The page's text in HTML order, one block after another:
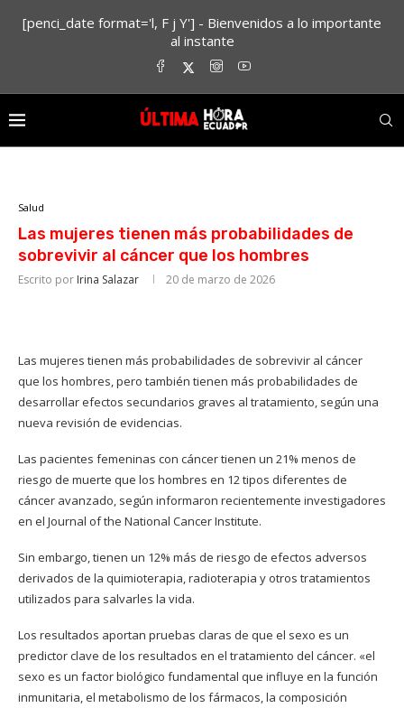
[penci_date format='l, F j Y'] - Bienvenidos a lo importante
al instante
Salud
Las mujeres tienen más probabilidades de
sobrevivir al cáncer que los hombres
Escrito por Irina Salazar 20 de marzo de 2026
Las mujeres tienen más probabilidades de sobrevivir al cáncer
que los hombres, pero también tienen más probabilidades de
desarrollar efectos secundarios graves al tratamiento, según una
nueva revisión de evidencias.
Las pacientes femeninas con cáncer tienen un 21% menos de
riesgo de muerte que los hombres en 12 tipos diferentes de
cáncer avanzado, según informaron recientemente investigadores
en el Journal of the National Cancer Institute.
Sin embargo, tienen un 12% más de riesgo de efectos adversos
derivados de la quimioterapia, radioterapia y otros tratamientos
utilizados para salvarles la vida.
Los resultados aportan pruebas claras de que el sexo es un
predictor clave de los resultados en el tratamiento del cáncer. «el
sexo es un factor biológico fundamental que influye en la función
inmunitaria, el metabolismo de los fármacos, la composición